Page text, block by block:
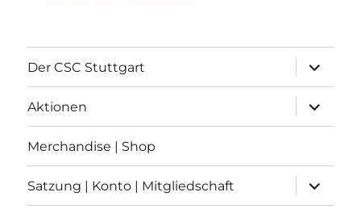
Der CSC Stuttgart
öffnen
Aktionen
öffnen
Merchandise | Shop
Satzung | Konto | Mitgliedschaft
öffnen